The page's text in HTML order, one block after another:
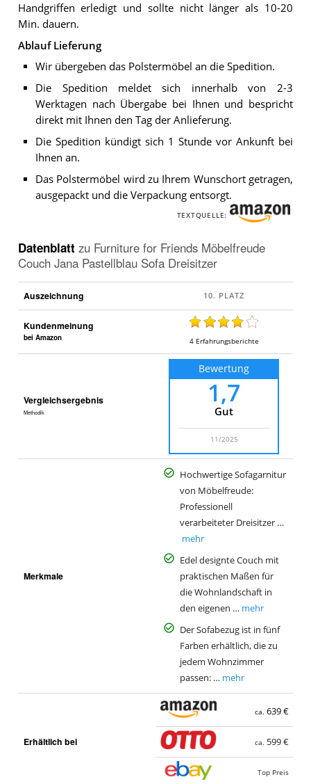
Handgriffen erledigt und sollte nicht länger als 10-20
Min. dauern.
Ablauf Lieferung
Wir übergeben das Polstermöbel an die Spedition.
Die Spedition meldet sich innerhalb von 2-3
Werktagen nach Übergabe bei Ihnen und bespricht
direkt mit Ihnen den Tag der Anlieferung.
Die Spedition kündigt sich 1 Stunde vor Ankunft bei
Ihnen an.
Das Polstermöbel wird zu Ihrem Wunschort getragen,
ausgepackt und die Verpackung entsorgt.
TEXTQUELLE:
Datenblatt zu Furniture for Friends Möbelfreude
Couch Jana Pastellblau Sofa Dreisitzer
Auszeichnung
Kundenmeinung
bei Amazon 4 Erfahrungsberichte
Vergleichsergebnis
Methodik
Bewertung
1,7
Gut
11/2025
Merkmale
Hochwertige Sofagarnitur
von Möbelfreude:
Professionell
verarbeiteter Dreisitzer …
mehr
Edel designte Couch mit
praktischen Maßen für
die Wohnlandschaft in
den eigenen … mehr
Der Sofabezug ist in fünf
Farben erhältlich, die zu
jedem Wohnzimmer
passen: … mehr
Erhältlich bei
ca. 639 €
ca. 599 €
Top Preis